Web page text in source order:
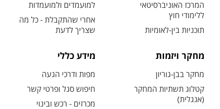
המרכז האוניברסיטאי
ללימודי חוץ
תוכניות בין-לאומיות
למועמדים ולמועמדות
אחרי שהתקבלת - כל מה
שצריך לדעת
מחקר ויזמות
מחקר בבן-גוריון
קטלוג תשתיות המחקר
(אנגלית)
מידע כללי
מפות ודרכי הגעה
חיפוש סגל ופרטי קשר
מכרזים - רכש ובינוי